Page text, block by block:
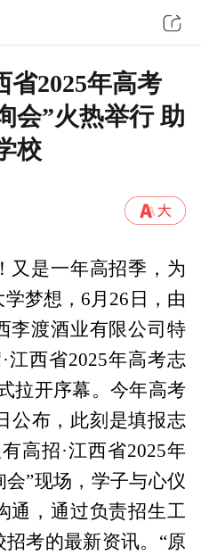
省2025年高考
会”火热举行 助
校
又是一年高招季，为
梦想，6月26日，由
李渡酒业有限公司特
江西省2025年高考志
拉开序幕。今年高考
公布，此刻是填报志
高招·江西省2025年
”现场，学子与心仪
通，通过负责招生工
考的最新资讯。“原